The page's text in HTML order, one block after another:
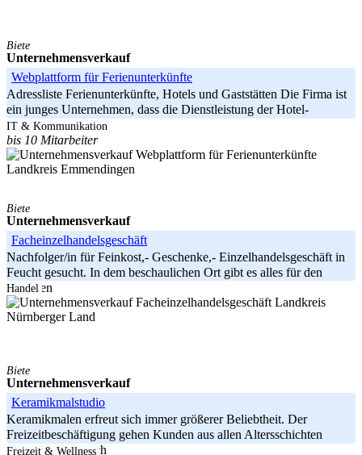
Biete
Unternehmensverkauf
Webplattform für Ferienunterkünfte
Adressliste Ferienunterkünfte, Hotels und Gaststätten Die Firma ist
ein junges Unternehmen, dass die Dienstleistung der Hotel-
IT & Kommunikation
bis 10 Mitarbeiter
Landkreis Emmendingen
Biete
Unternehmensverkauf
Facheinzelhandelsgeschäft
Nachfolger/in für Feinkost,- Geschenke,- Einzelhandelsgeschäft in
Feucht gesucht. In dem beschaulichen Ort gibt es alles für den
täglichen
Handel
Landkreis
Nürnberger Land
Biete
Unternehmensverkauf
Keramikmalstudio
Keramikmalen erfreut sich immer größerer Beliebtheit. Der
Freizeitbeschäftigung gehen Kunden aus allen Altersschichten
nach, hauptsächlich
Freizeit & Wellness